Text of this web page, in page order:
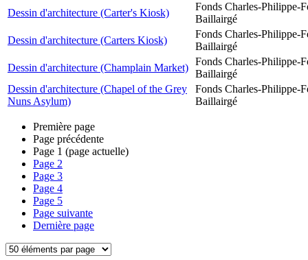
Dessin d'architecture (Carter's Kiosk)
Fonds Charles-Philippe-
Baillairgé
Dessin d'architecture (Carters Kiosk)
Fonds Charles-Philippe-
Baillairgé
Dessin d'architecture (Champlain Market)
Fonds Charles-Philippe-
Baillairgé
Dessin d'architecture (Chapel of the Grey
Nuns Asylum)
Fonds Charles-Philippe-
Baillairgé
Première page
Page précédente
Page 1 (page actuelle)
Page 2
Page 3
Page 4
Page 5
Page suivante
Dernière page